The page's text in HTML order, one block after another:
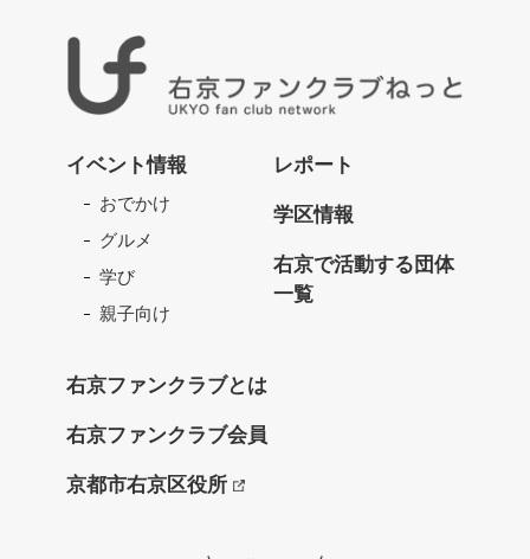
京
フ
と
イベント情報
おでかけ
グルメ
学び
親子向け
レポート
学区情報
右京で活動する団体
一覧
右京ファンクラブとは
右京ファンクラブ会員
京都市右京区役所